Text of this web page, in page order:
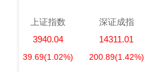
上证指数
3940.04
39.69(1.02%)
深证成指
14311.01
200.89(1.42%)